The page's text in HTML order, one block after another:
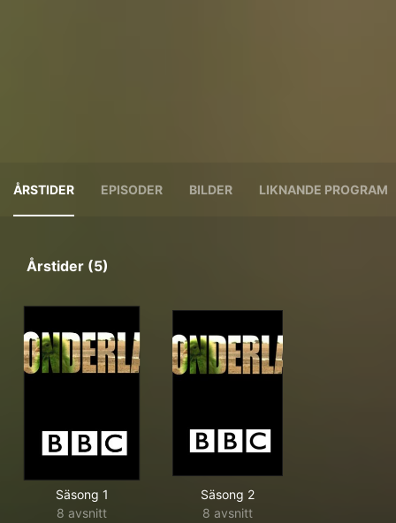
ÅRSTIDER EPISODER BILDER LIKNANDE PROGRAM
Årstider (5)
Säsong 1
8 avsnitt
Säsong 2
8 avsnitt